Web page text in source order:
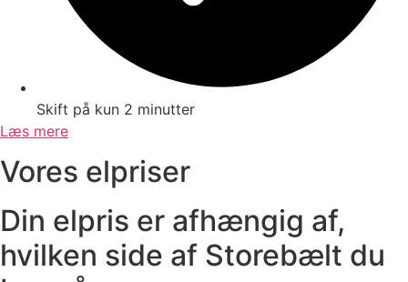
Skift på kun 2 minutter
Læs mere
Vores elpriser​
Din elpris er afhængig af,
hvilken side af Storebælt du